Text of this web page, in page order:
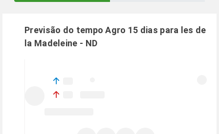
Previsão do tempo Agro 15 dias para les de
la Madeleine - ND